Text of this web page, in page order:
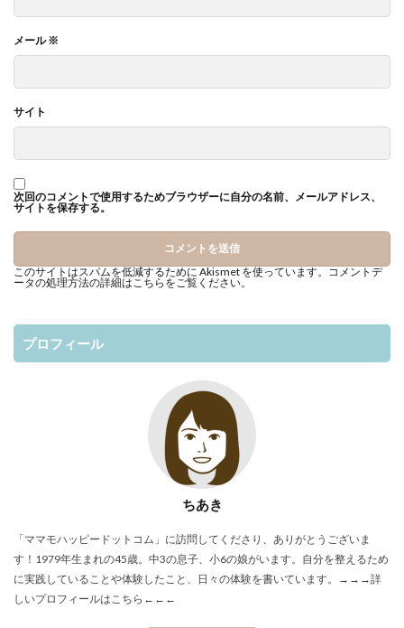
メール※
サイト
次回のコメントで使用するためブラウザーに自分の名前、メールアドレス、
サイトを保存する。
このサイトはスパムを低減するために Akismet を使っています。コメントデ
ータの処理方法の詳細はこちらをご覧ください。
プロフィール
ちあき
「ママモハッピードットコム」に訪問してくださり、ありがとうございま
す！1979年生まれの45歳。中3の息子、小6の娘がいます。自分を整えるため
に実践していることや体験したこと、日々の体験を書いています。
→→→詳
しいプロフィールはこちら←←←